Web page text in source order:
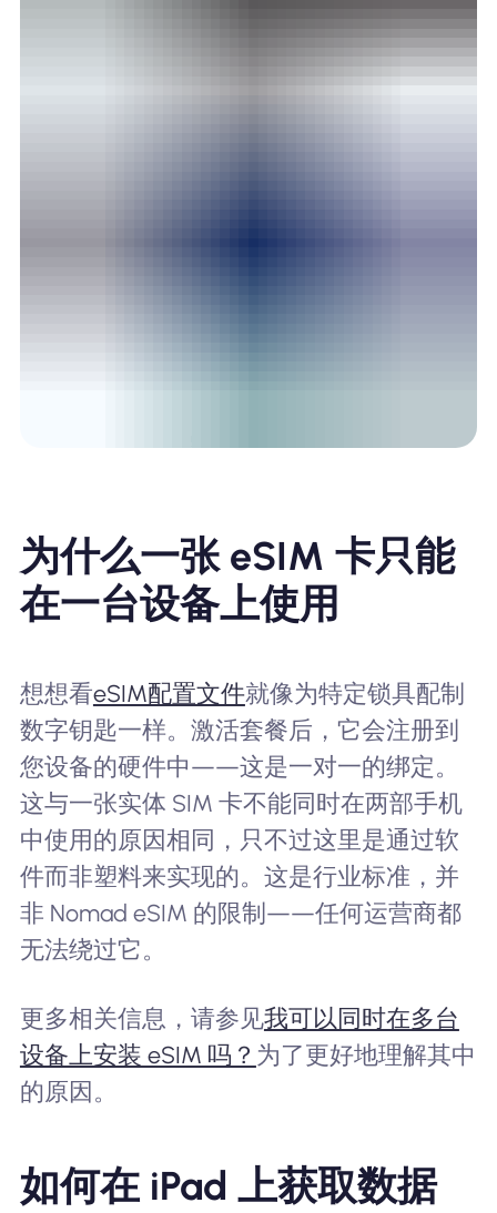
为什么一张 eSIM 卡只能
在一台设备上使用
想想看eSIM配置文件就像为特定锁具配制
数字钥匙一样。激活套餐后，它会注册到
您设备的硬件中——这是一对一的绑定。
这与一张实体 SIM 卡不能同时在两部手机
中使用的原因相同，只不过这里是通过软
件而非塑料来实现的。这是行业标准，并
非 Nomad eSIM 的限制——任何运营商都
无法绕过它。
更多相关信息，请参见我可以同时在多台
设备上安装 eSIM 吗？ 为了更好地理解其中
的原因。
如何在 iPad 上获取数据